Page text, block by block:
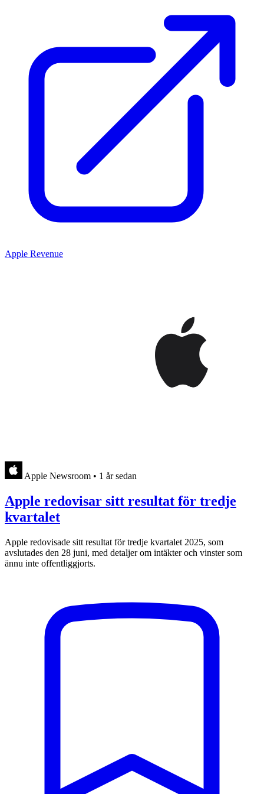
Apple Revenue
Apple Newsroom • 1 år sedan
Apple redovisar sitt resultat för tredje
kvartalet
Apple redovisade sitt resultat för tredje kvartalet 2025, som
avslutades den 28 juni, med detaljer om intäkter och vinster som
ännu inte offentliggjorts.